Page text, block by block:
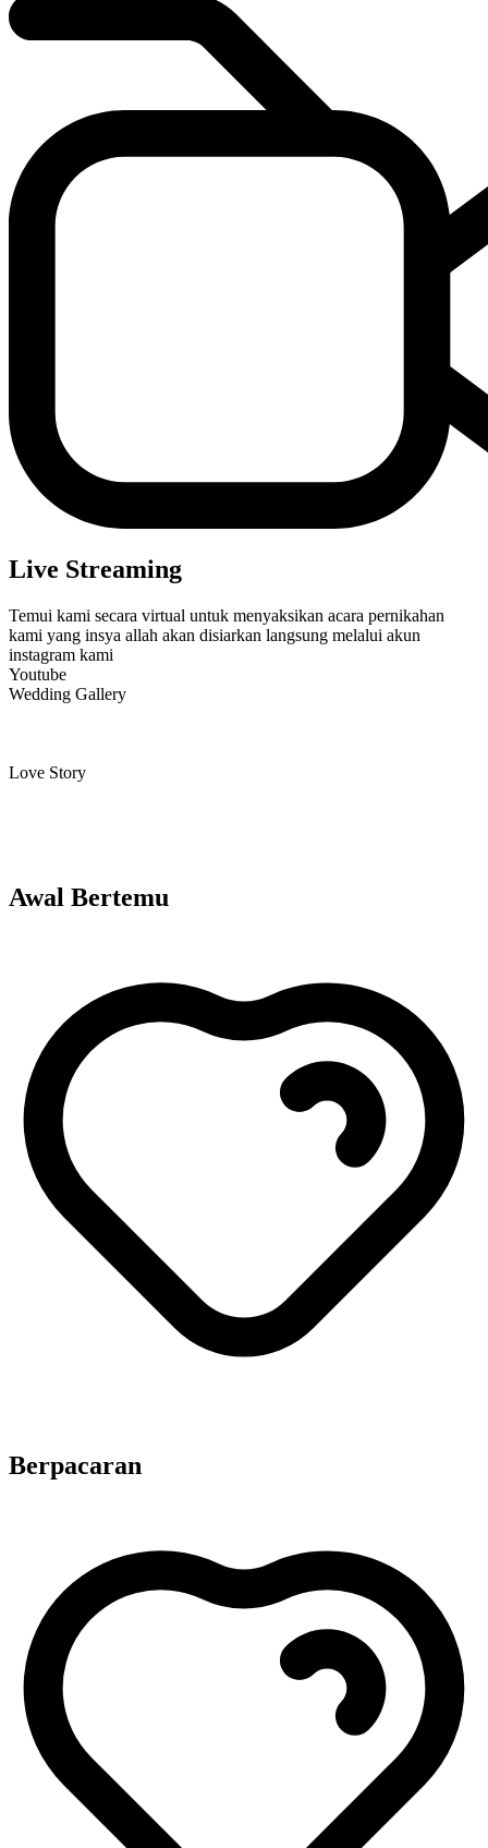
Live Streaming
Temui kami secara virtual untuk menyaksikan acara pernikahan
kami yang insya allah akan disiarkan langsung melalui akun
instagram kami
Youtube
Wedding Gallery
Love Story
Awal Bertemu
Berpacaran